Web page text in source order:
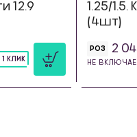
12.9
КЛИК
1.25/
(4шт)
РОЗ 2
НЕ